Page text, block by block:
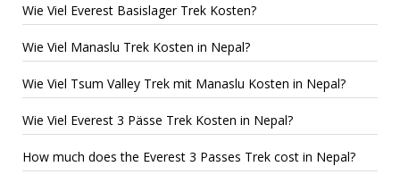
Wie Viel Everest Basislager Trek Kosten?
Wie Viel Manaslu Trek Kosten in Nepal?
Wie Viel Tsum Valley Trek mit Manaslu Kosten in Nepal?
Wie Viel Everest 3 Pässe Trek Kosten in Nepal?
How much does the Everest 3 Passes Trek cost in Nepal?